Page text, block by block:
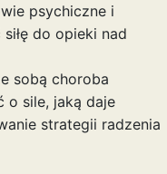
psychiczne i
do opieki nad
sobą choroba
o sile, jaką daje
strategii radzenia